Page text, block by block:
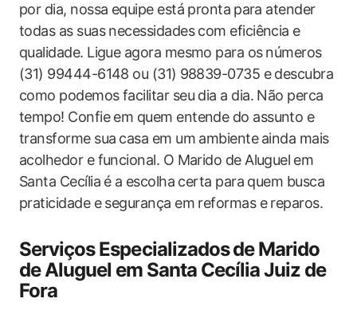
por dia, nossa equipe está ‍pronta⁢ para atender
todas as ​suas necessidades‍ com eficiência e
qualidade. Ligue agora mesmo para os ⁢números
(31) 99444-6148 ou (31)⁤ 98839-0735 ‍e descubra
como podemos facilitar seu dia a dia. Não perca
tempo! Confie em quem entende do assunto e
transforme sua ⁤casa ‍em ‌um ‍ambiente⁣ ainda mais⁣
acolhedor e funcional. O Marido de Aluguel⁤ em
Santa​ Cecília é a⁣ escolha certa para quem busca
praticidade e segurança em ‌reformas e‍ reparos.
Serviços Especializados⁤ de Marido ​
de Aluguel em ⁣Santa Cecília Juiz de
Fora